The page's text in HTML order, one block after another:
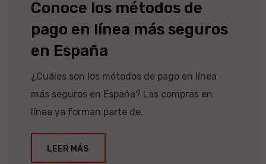
Conoce los métodos de
pago en línea más seguros
en España
¿Cuáles son los métodos de pago en línea
más seguros en España? Las compras en
línea ya forman parte de.
LEER MÁS